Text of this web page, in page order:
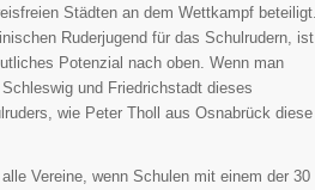
Städten an dem Wettkampf beteiligt.
Ruderjugend für das Schulrudern, ist
Potenzial nach oben. Wenn man
und Friedrichstadt dieses
wie Peter Tholl aus Osnabrück diese
Vereine, wenn Schulen mit einem der 30